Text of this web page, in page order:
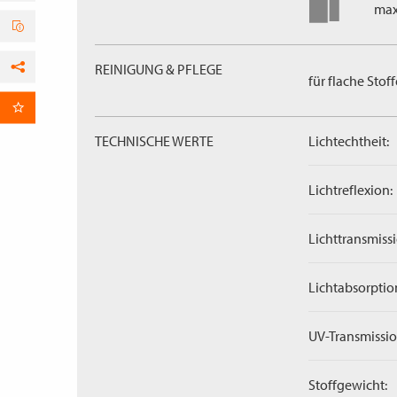
REINIGUNG & PFLEGE
für flache
TECHNISCHE WERTE Lichtechtheit:
Lichtreflexion:
UV-
Stoffgewicht:
per E-Mail